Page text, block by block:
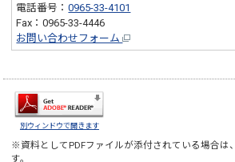
電話番号：0965-33-4101
Fax：0965-33-4446
お問い合わせフォーム
別ウィンドウで開きます
※資料としてPDFファイルが添付されている場合は、
す。